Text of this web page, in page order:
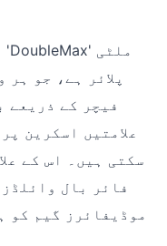
پلائر ہے، جو
علامتیں اسکرین
فائر بال
موڈیفائرز گیم کو